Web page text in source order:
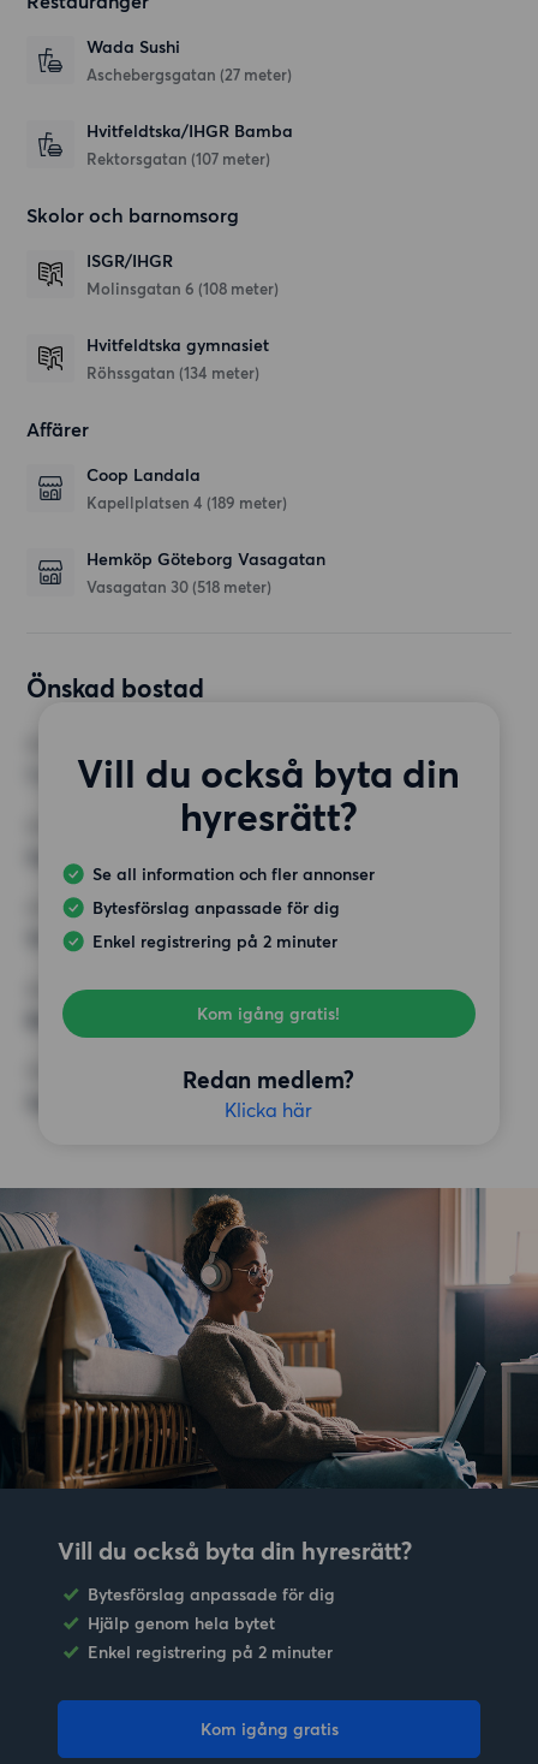
Wada Sushi
Aschebergsgatan (27 meter)
Hvitfeldtska/IHGR Bamba
Rektorsgatan (107 meter)
Skolor och barnomsorg
ISGR/IHGR
Molinsgatan 6 (108 meter)
Hvitfeldtska gymnasiet
Röhssgatan (134 meter)
Affärer
Coop Landala
Kapellplatsen 4 (189 meter)
Hemköp Göteborg Vasagatan
Vasagatan 30 (518 meter)
Önskad bostad
Vill du också byta din
hyresrätt?
Se all information och fler annonser
Bytesförslag anpassade för dig
Enkel registrering på 2 minuter
Kom igång gratis!
Redan medlem?
Klicka här
MINST ANTAL KVADRATMETER
HÖGSTA HYRA
14 000 kr
Balkong,
ÖVRIGA PREFERENSER
Inga speciella preferenser
Vill du också byta din hyresrätt?
Bytesförslag anpassade för dig
Hjälp genom hela bytet
Enkel registrering på 2 minuter
Kom igång gratis